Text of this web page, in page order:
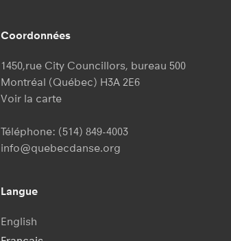
Coordonnées
1450,rue City Councillors, bureau 500
Montréal (Québec) H3A 2E6
Voir la carte
Téléphone: (514) 849-4003
info@quebecdanse.org
Langue
English